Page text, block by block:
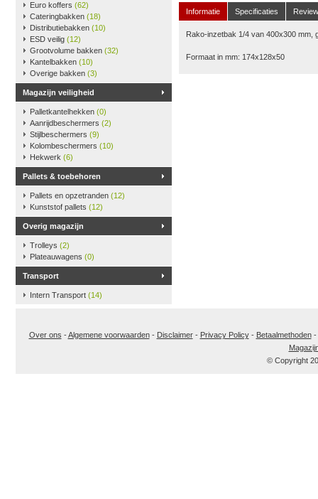
Euro koffers (62)
Cateringbakken (18)
Distributiebakken (10)
ESD veilig (12)
Grootvolume bakken (32)
Kantelbakken (10)
Overige bakken (3)
Magazijn veiligheid
Palletkantelhekken (0)
Aanrijdbeschermers (2)
Stijlbeschermers (9)
Kolombeschermers (10)
Hekwerk (6)
Pallets & toebehoren
Pallets en opzetranden (12)
Kunststof pallets (12)
Overig magazijn
Trolleys (2)
Plateauwagens (0)
Transport
Intern Transport (14)
Informatie Specificaties
Rako-inzetbak 1/4 van 400x300 mm,
Formaat in mm: 174x128x50
Over ons -Algemene voorwaarden- Disclaimer- Privacy Policy- Betaalmethoden-
© Copyright